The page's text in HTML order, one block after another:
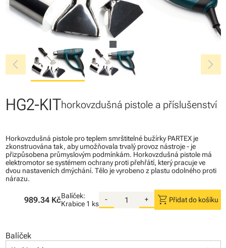
chevron_left chevron_right
HG2-KIThorkovzdušná pistole a příslušenství
Horkovzdušná pistole pro teplem smrštitelné bužírky PARTEX je
zkonstruována tak, aby umožňovala trvalý provoz nástroje - je
přizpůsobena průmyslovým podmínkám. Horkovzdušná pistole má
elektromotor se systémem ochrany proti přehřátí, který pracuje ve
dvou nastaveních dmýchání. Tělo je vyrobeno z plastu odolného proti
nárazu.
989.34 KčBalíček:
Krabice 1 ks
- + shopping_cart Přidat do košíku
Balíček